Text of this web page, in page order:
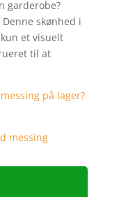
garderobe?
skønhed i
et visuelt
til at